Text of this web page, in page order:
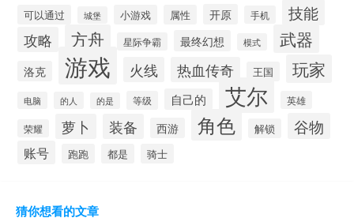
可以通过 城堡 小游戏 属性 开原 手机 技能
攻略 方舟 星际争霸 最终幻想 模式 武器
洛克 游戏 火线 热血传奇 王国 玩家
电脑 的人 的是 等级 自己的 艾尔 英雄
荣耀 萝卜 装备 西游 角色 解锁 谷物
账号 跑跑 都是 骑士
猜你想看的文章